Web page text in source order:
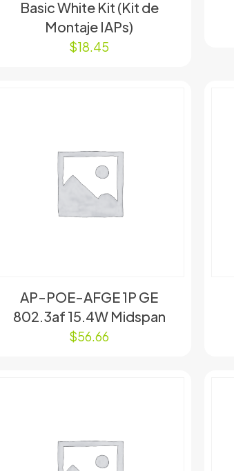
Basic White Kit (Kit de
Montaje IAPs)
$18.45
AP-POE-AFGE 1P GE
802.3af 15.4W Midspan
$56.66